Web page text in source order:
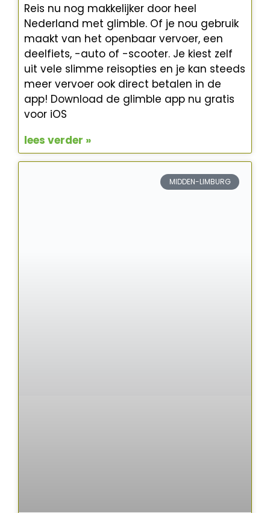
Reis nu nog makkelijker door heel
Nederland met glimble. Of je nou gebruik
maakt van het openbaar vervoer, een
deelfiets, -auto of -scooter. Je kiest zelf
uit vele slimme reisopties en je kan steeds
meer vervoer ook direct betalen in de
app! Download de glimble app nu gratis
voor iOS
lees verder »
MIDDEN-LIMBURG